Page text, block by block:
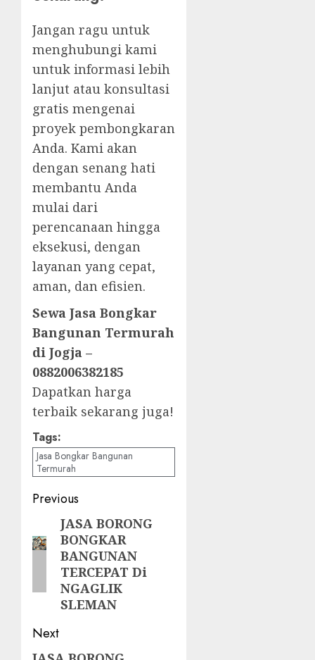
Jangan ragu untuk
menghubungi kami
untuk informasi lebih
lanjut atau konsultasi
gratis mengenai
proyek pembongkaran
Anda. Kami akan
dengan senang hati
membantu Anda
mulai dari
perencanaan hingga
eksekusi, dengan
layanan yang cepat,
aman, dan efisien.
Sewa Jasa Bongkar
Bangunan Termurah
di Jogja –
0882006382185
Dapatkan harga
terbaik sekarang juga!
Tags:
Jasa Bongkar Bangunan
Termurah
Post
navigation
Previous
Previous
post:
JASA BORONG
BONGKAR
BANGUNAN
TERCEPAT Di
NGAGLIK
SLEMAN
Next